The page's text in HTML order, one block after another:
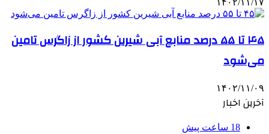
۴۵ تا ۵۵ درصد منابع آبی شیرین کشور از زاگرس تامین
می‌شود
۱۴۰۲/۱۱/۰۹
آخرین اخبار
18 ساعت پیش